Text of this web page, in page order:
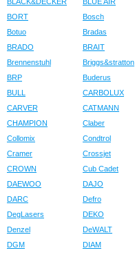
BORT
Bosch
Botuo
Bradas
BRADO
BRAIT
Brennenstuhl
Briggs&stratton
BRP
Buderus
BULL
CARBOLUX
CARVER
CATMANN
CHAMPION
Claber
Collomix
Condtrol
Cramer
Crossjet
CROWN
Cub Cadet
DAEWOO
DAJO
DARC
Defro
DegLasers
DEKO
Denzel
DeWALT
DGM
DIAM